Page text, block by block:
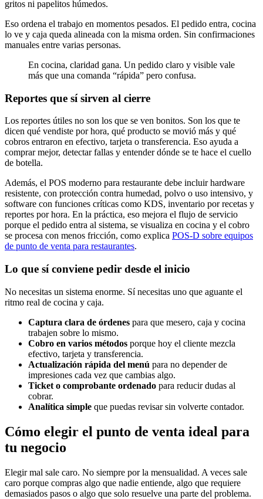
gritos ni papelitos húmedos.
Eso ordena el trabajo en momentos pesados. El pedido entra, cocina
lo ve y caja queda alineada con la misma orden. Sin confirmaciones
manuales entre varias personas.
En cocina, claridad gana. Un pedido claro y visible vale
más que una comanda “rápida” pero confusa.
Reportes que sí sirven al cierre
Los reportes útiles no son los que se ven bonitos. Son los que te
dicen qué vendiste por hora, qué producto se movió más y qué
cobros entraron en efectivo, tarjeta o transferencia. Eso ayuda a
comprar mejor, detectar fallas y entender dónde se te hace el cuello
de botella.
Además, el POS moderno para restaurante debe incluir hardware
resistente, con protección contra humedad, polvo o uso intensivo, y
software con funciones críticas como KDS, inventario por recetas y
reportes por hora. En la práctica, eso mejora el flujo de servicio
porque el pedido entra al sistema, se visualiza en cocina y el cobro
se procesa con menos fricción, como explica POS-D sobre equipos
de punto de venta para restaurantes.
Lo que sí conviene pedir desde el inicio
No necesitas un sistema enorme. Sí necesitas uno que aguante el
ritmo real de cocina y caja.
Captura clara de órdenes para que mesero, caja y cocina
trabajen sobre lo mismo.
Cobro en varios métodos porque hoy el cliente mezcla
efectivo, tarjeta y transferencia.
Actualización rápida del menú para no depender de
impresiones cada vez que cambias algo.
Ticket o comprobante ordenado para reducir dudas al
cobrar.
Analítica simple que puedas revisar sin volverte contador.
Cómo elegir el punto de venta ideal para
tu negocio
Elegir mal sale caro. No siempre por la mensualidad. A veces sale
caro porque compras algo que nadie entiende, algo que requiere
demasiados pasos o algo que solo resuelve una parte del problema.